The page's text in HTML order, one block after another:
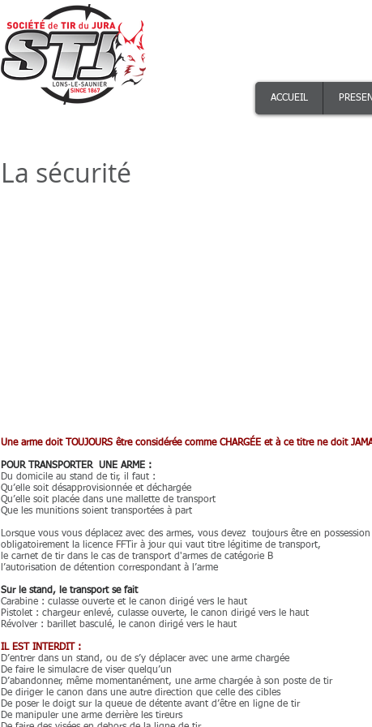
ACCUEIL
La sécurité
Une arme doit TOUJOURS être considérée comme CHARGÉE et à ce titre ne doit
POUR TRANSPORTER UNE ARME :
Du domicile au stand de tir, il faut :
Qu’elle soit désapprovisionnée et déchargée
Qu’elle soit placée dans une mallette de transport
Que les munitions soient transportées à part
Lorsque vous vous déplacez avec des armes, vous devez toujours être en
obligatoirement la licence FFTir à jour qui vaut titre légitime de transport,
le carnet de tir dans le cas de transport d'armes de catégorie B
l’autorisation de détention correspondant à l’arme
Sur le stand, le transport se fait
Carabine : culasse ouverte et le canon dirigé vers le haut
Pistolet : chargeur enlevé, culasse ouverte, le canon dirigé vers le haut
Révolver : barillet basculé, le canon dirigé vers le haut
IL EST INTERDIT :
D’entrer dans un stand, ou de s’y déplacer avec une arme chargée
De faire le simulacre de viser quelqu’un
D’abandonner, même momentanément, une arme chargée à son poste de tir
De diriger le canon dans une autre direction que celle des cibles
De poser le doigt sur la queue de détente avant d’être en ligne de tir
De manipuler une arme derrière les tireurs